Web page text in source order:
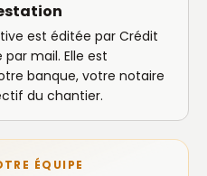
est éditée par Crédit
mail. Elle est
banque, votre notaire
du chantier.
ÉQUIPE